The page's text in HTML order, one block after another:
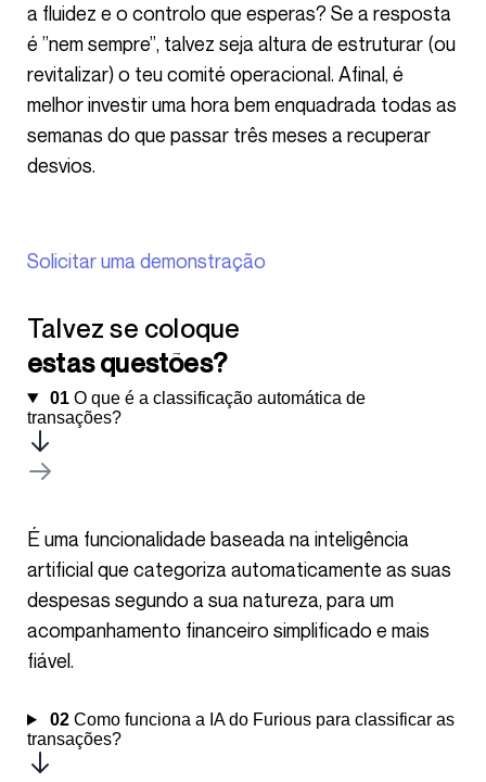
a fluidez e o controlo que esperas? Se a resposta
é ”nem sempre”, talvez seja altura de estruturar (ou
revitalizar) o teu comité operacional. Afinal, é
melhor investir uma hora bem enquadrada todas as
semanas do que passar três meses a recuperar
desvios.
Solicitar uma demonstração
Talvez se coloque
estas questões?
01O que é a classificação automática de
transações?
É uma funcionalidade baseada na inteligência
artificial que categoriza automaticamente as suas
despesas segundo a sua natureza, para um
acompanhamento financeiro simplificado e mais
fiável.
02Como funciona a IA do Furious para classificar as
transações?